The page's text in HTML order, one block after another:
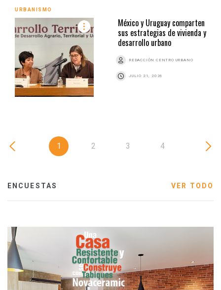
URBANISMO
México y Uruguay comparten
sus estrategias de vivienda y
desarrollo urbano
REDACCIÓN CENTRO URBANO
JULIO 21, 2026
1 2 3 4
ENCUESTAS VER TODO